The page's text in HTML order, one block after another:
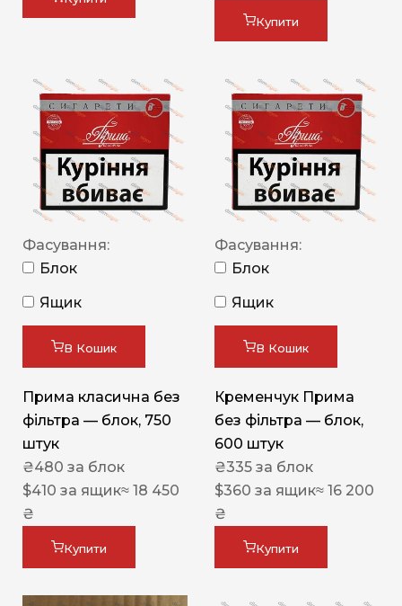
Купити
Фасування:
Блок
Ящик
В Кошик
Прима класична без
фільтра — блок, 750
штук
₴480 за блок
$410 за ящик≈ 18 450
₴
Купити
Фасування:
Блок
Ящик
В Кошик
Кременчук Прима
без фільтра — блок,
600 штук
₴335 за блок
$360 за ящик≈ 16 200
₴
Купити